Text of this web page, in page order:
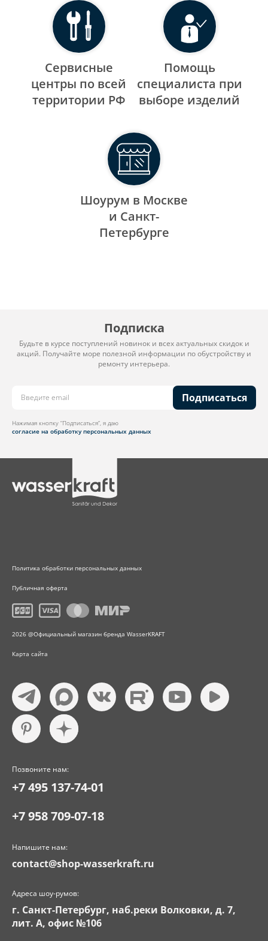
Сервисные
центры по всей
территории РФ
Помощь
специалиста при
выборе изделий
Шоурум в Москве
и Санкт-
Петербурге
Подписка
Будьте в курсе поступлений новинок и всех актуальных скидок и
акций. Получайте море полезной информации по обустройству и
ремонту интерьера.
Подписаться
Нажимая кнопку “Подписаться”, я даю
согласие на обработку персональных данных
Политика обработки персональных данных
Публичная оферта
2026 @Официальный магазин бренда WasserKRAFT
Карта сайта
Позвоните нам:
+7 495 137-74-01
+7 958 709-07-18
Напишите нам:
contact@shop-wasserkraft.ru
Адреса шоу-румов:
г. Санкт-Петербург, наб.реки Волковки, д. 7,
лит. А, офис №106